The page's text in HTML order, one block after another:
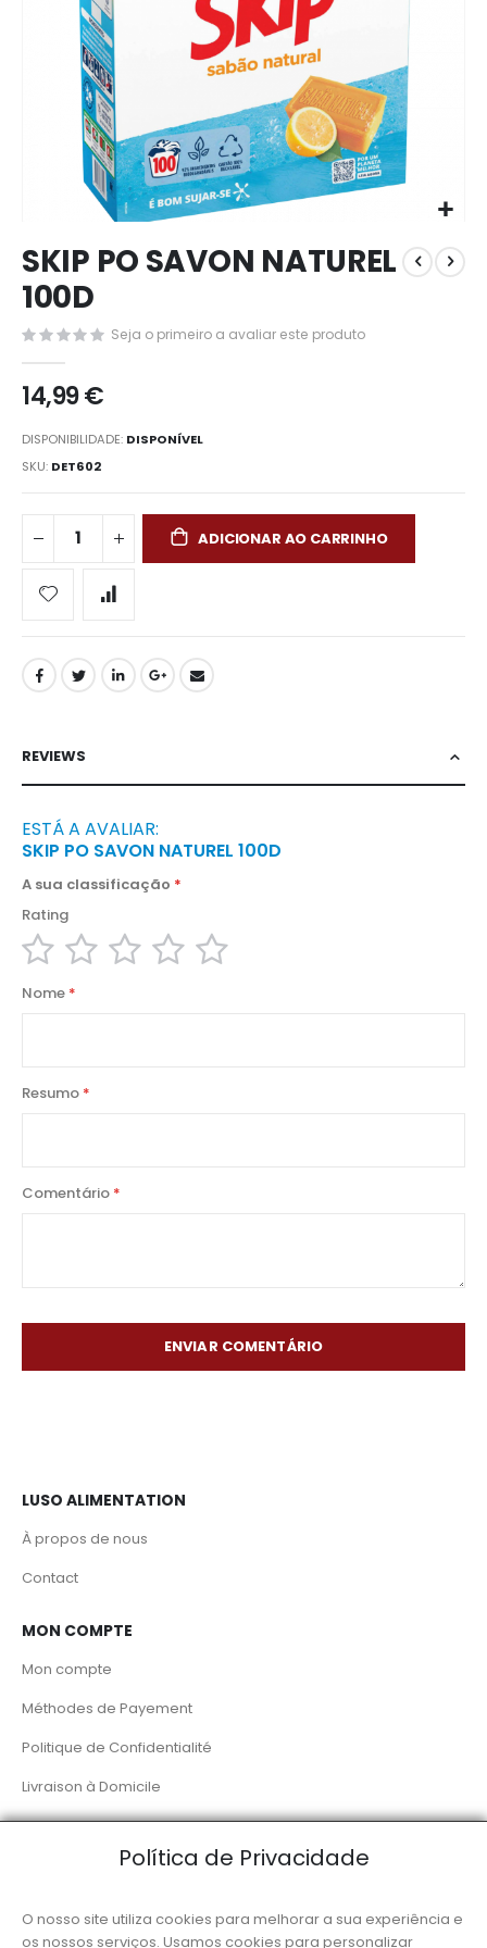
para
o
início
da
Galeria
de
imagens
SKIP PO SAVON NATUREL
100D
Seja o primeiro a avaliar este produto
14,99 €
DISPONIBILIDADE: DISPONÍVEL
SKU DET602
ADICIONAR AO CARRINHO
REVIEWS
ESTÁ A AVALIAR:
SKIP PO SAVON NATUREL 100D
A sua classificação
Rating
star
stars
stars
stars
stars
Nome
Resumo
Comentário
ENVIAR COMENTÁRIO
Política de Privacidade
O nosso site utiliza cookies para melhorar a sua experiência e
os nossos serviços. Usamos cookies para personalizar
LUSO ALIMENTATION
À propos de nous
Contact
MON COMPTE
Mon compte
Méthodes de Payement
Politique de Confidentialité
Livraison à Domicile